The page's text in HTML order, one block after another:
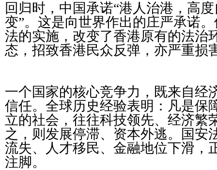
回归时，中国承诺“港人治港，高
变”。这是向世界作出的庄严承诺
法的实施，改变了香港原有的法治
态，招致香港民众反弹，亦严重损
一个国家的核心竞争力，既来自经
信任。全球历史经验表明：凡是保
立的社会，往往科技领先、经济繁
之，则发展停滞、资本外逃。国安
流失、人才移民、金融地位下滑，
注脚。